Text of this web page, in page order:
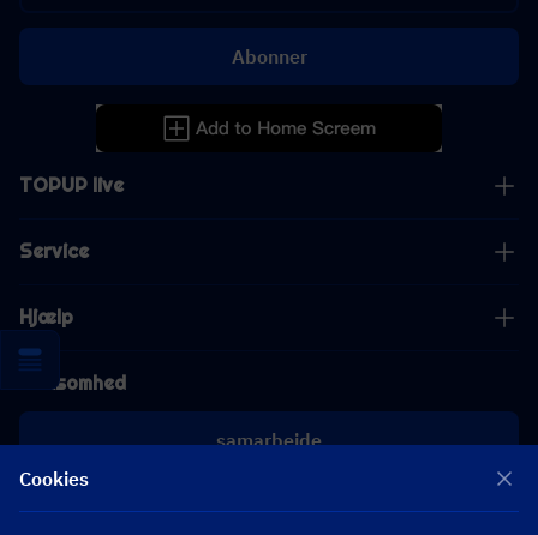
TOPUP live
Service
Hjælp
Virksomhed
samarbejde
Abonner
Cookies